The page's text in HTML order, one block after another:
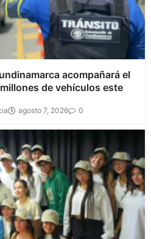
acompañará el
de vehículos este
agosto 7, 2026 0